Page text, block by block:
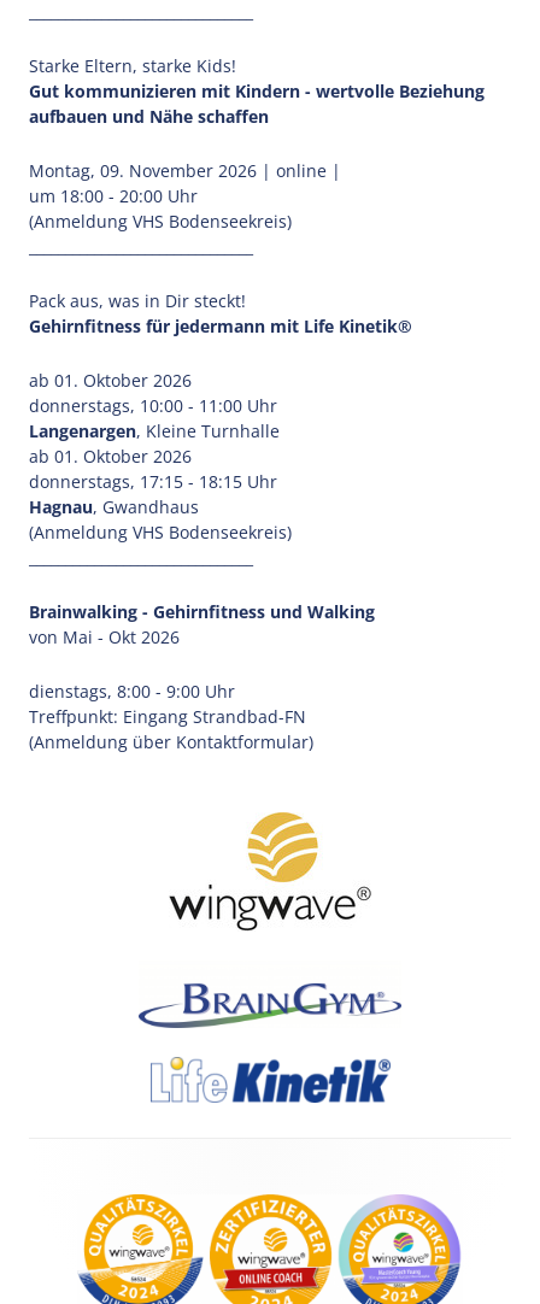
Starke Eltern, starke Kids!
Gut kommunizieren mit Kindern - wertvolle Beziehung
aufbauen und Nähe schaffen
Montag, 09. November 2026 | online |
um 18:00 - 20:00 Uhr
(Anmeldung VHS Bodenseekreis)
Pack aus, was in Dir steckt!
Gehirnfitness für jedermann mit Life Kinetik®
ab 01. Oktober 2026
donnerstags, 10:00 - 11:00 Uhr
Langenargen, Kleine Turnhalle
ab 01. Oktober 2026
donnerstags, 17:15 - 18:15 Uhr
Hagnau, Gwandhaus
(Anmeldung VHS Bodenseekreis)
Brainwalking - Gehirnfitness und Walking
von Mai - Okt 2026
dienstags, 8:00 - 9:00 Uhr
Treffpunkt: Eingang Strandbad-FN
(Anmeldung über Kontaktformular)
Content